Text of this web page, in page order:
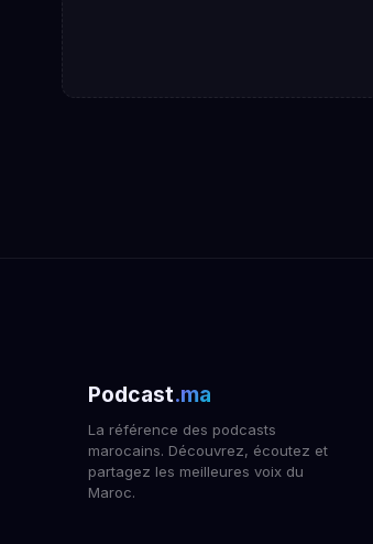
Podcast.ma
La référence des podcasts
marocains. Découvrez, écoutez et
partagez les meilleures voix du
Maroc.